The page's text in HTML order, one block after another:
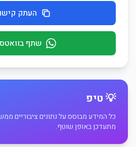
העתק
שתף
💡 טיפ
כל המידע מבוסס על נתונים ציבוריים
מתעדכן באופן שוטף.